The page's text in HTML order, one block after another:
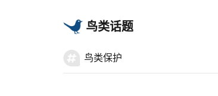
鸟类话题
鸟类保护